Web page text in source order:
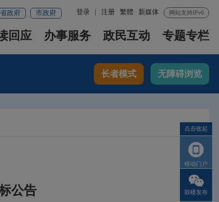
网站支持IPv6
新媒体
繁體
登录 注册
省政府 市政府
回应 办事服务 政民互动 专题专栏
长者模式 无障碍浏览
公告
点击收起
移动门户
鼓楼发布